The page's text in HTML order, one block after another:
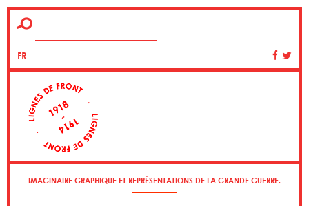
FR
IMAGINAIRE GRAPHIQUE ET REPRÉSENTATIONS DE LA GRANDE GUERRE.